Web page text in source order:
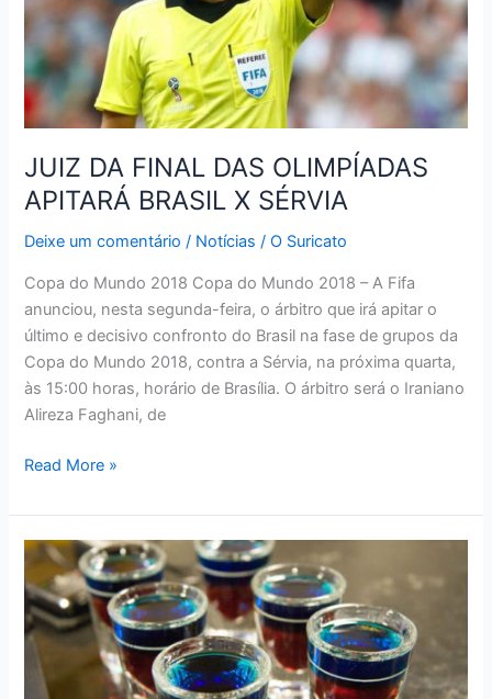
JUIZ DA FINAL DAS OLIMPÍADAS
APITARÁ BRASIL X SÉRVIA
Deixe um comentário / Notícias /O Suricato
Copa do Mundo 2018 Copa do Mundo 2018 – A Fifa
anunciou, nesta segunda-feira, o árbitro que irá apitar o
último e decisivo confronto do Brasil na fase de grupos da
Copa do Mundo 2018, contra a Sérvia, na próxima quarta,
às 15:00 horas, horário de Brasília. O árbitro será o Iraniano
Alireza Faghani, de
JUIZ
FINAL
DAS
OLIMPÍADAS
APITARÁ
BRASIL
SÉRVIA
Read More »